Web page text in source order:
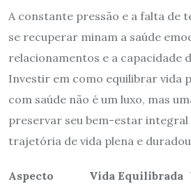
A constante pressão e a falta de
se recuperar minam a saúde
relacionamentos e a capacidade
Investir em como equilibrar vida
com saúde não é um luxo, mas
preservar seu bem-estar
trajetória de vida plena e
Aspecto Vida Equilibrada